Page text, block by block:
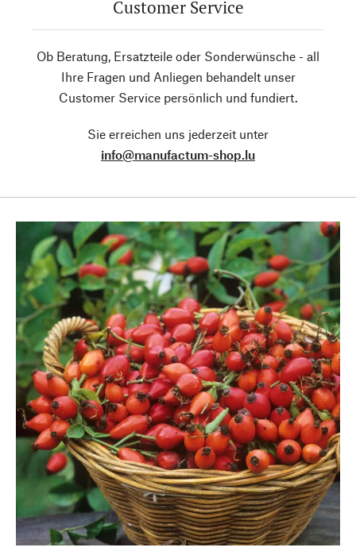
Customer Service
Ob Beratung, Ersatzteile oder Sonderwünsche - all
Ihre Fragen und Anliegen behandelt unser
Customer Service persönlich und fundiert.
Sie erreichen uns jederzeit unter
info@manufactum-shop.lu